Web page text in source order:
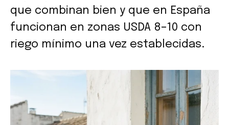
que combinan bien y que en España
funcionan en zonas USDA 8–10 con
riego mínimo una vez establecidas.